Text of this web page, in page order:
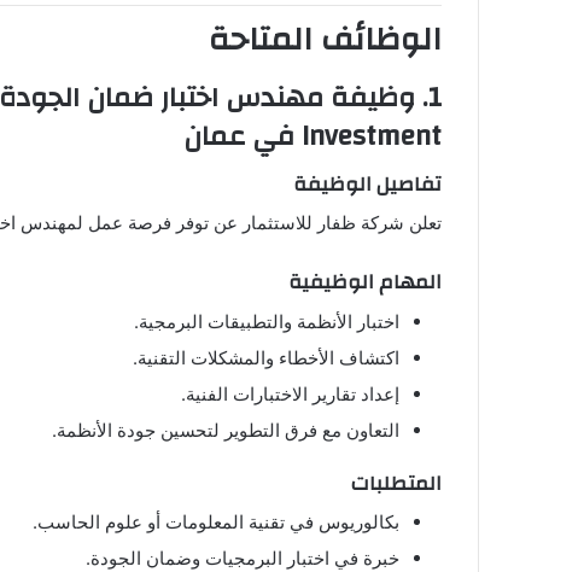
الوظائف المتاحة
1. وظيفة مهندس اختبار ضمان الجودة (QA Test Engineer) لدى
Investment في عمان
تفاصيل الوظيفة
تعلن شركة ظفار للاستثمار عن توفر فرصة عمل لمهندس
المهام الوظيفية
اختبار الأنظمة والتطبيقات البرمجية.
اكتشاف الأخطاء والمشكلات التقنية.
إعداد تقارير الاختبارات الفنية.
التعاون مع فرق التطوير لتحسين جودة الأنظمة.
المتطلبات
بكالوريوس في تقنية المعلومات أو علوم الحاسب.
خبرة في اختبار البرمجيات وضمان الجودة.